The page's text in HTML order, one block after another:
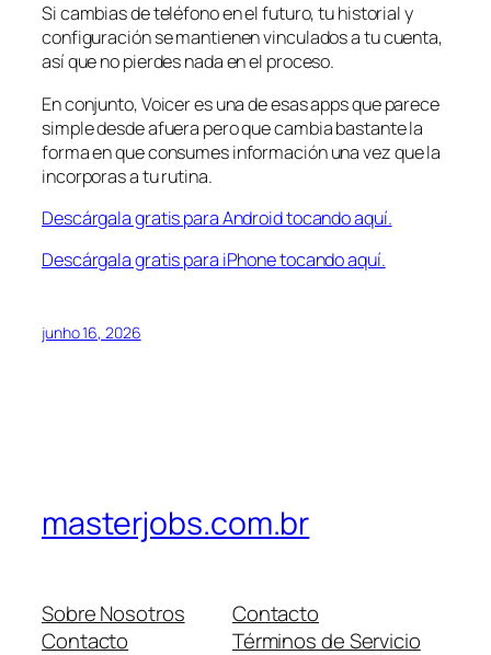
Si cambias de teléfono en el futuro, tu historial y
configuración se mantienen vinculados a tu cuenta,
así que no pierdes nada en el proceso.
En conjunto, Voicer es una de esas apps que parece
simple desde afuera pero que cambia bastante la
forma en que consumes información una vez que la
incorporas a tu rutina.
Descárgala gratis para Android tocando aquí.
Descárgala gratis para iPhone tocando aquí.
junho 16, 2026
masterjobs.com.br
Sobre Nosotros
Contacto
Contacto
Términos de Servicio